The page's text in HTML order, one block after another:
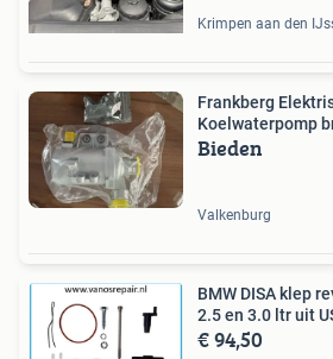
Krimpen aan den
Frankberg
Koelwaterpomp
Bieden
Valkenburg
BMW DISA klep
2.5 en 3.0 ltr uit
€ 94,50